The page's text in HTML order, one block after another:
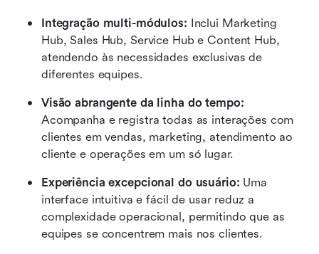
Integração multi-módulos: Inclui Marketing
Hub, Sales Hub, Service Hub e Content Hub,
atendendo às necessidades exclusivas de
diferentes equipes.
Visão abrangente da linha do tempo:
Acompanha e registra todas as interações com
clientes em vendas, marketing, atendimento ao
cliente e operações em um só lugar.
Experiência excepcional do usuário: Uma
interface intuitiva e fácil de usar reduz a
complexidade operacional, permitindo que as
equipes se concentrem mais nos clientes.